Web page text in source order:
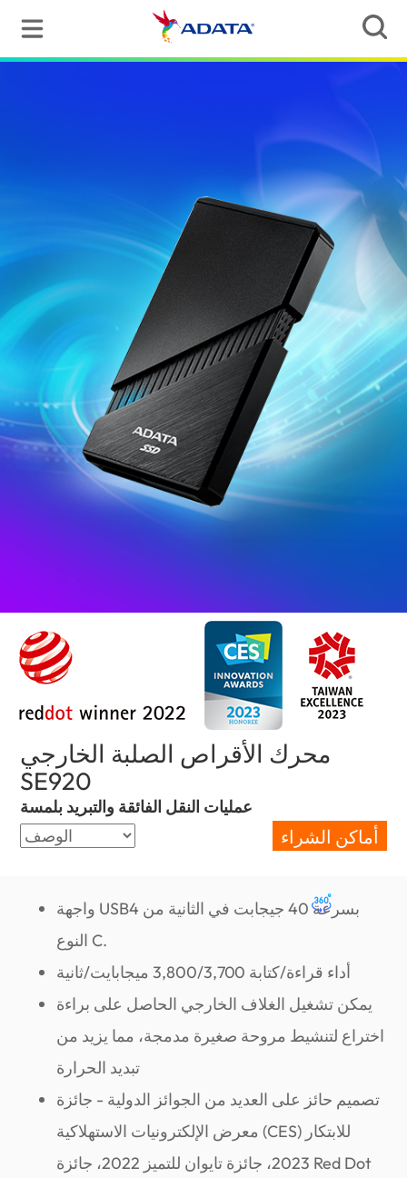
محرك الأقراص الصلبة الخارجي
SE920
عمليات النقل الفائقة والتبريد بلمسة
أماكن الشراء
واجهة USB4 بسرعة 40 جيجابت في الثانية من
النوع C.
أداء قراءة/كتابة 3,800/3,700 ميجابايت/ثانية
يمكن تشغيل الغلاف الخارجي الحاصل على براءة
اختراع لتنشيط مروحة صغيرة مدمجة، مما يزيد من
تبديد الحرارة
تصميم حائز على العديد من الجوائز الدولية - جائزة
معرض الإلكترونيات الاستهلاكية (CES) للابتكار
2023، جائزة تايوان للتميز 2022، جائزة Red Dot